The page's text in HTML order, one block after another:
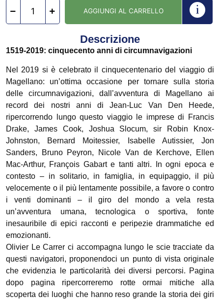
AGGIUNGI AL CARRELLO
Descrizione
1519-2019: cinquecento anni di circumnavigazioni
Nel 2019 si è celebrato il cinquecentenario del viaggio di
Magellano: un’ottima occasione per tornare sulla storia
delle circumnavigazioni, dall’avventura di Magellano ai
record dei nostri anni di Jean-Luc Van Den Heede,
ripercorrendo lungo questo viaggio le imprese di Francis
Drake, James Cook, Joshua Slocum, sir Robin Knox-
Johnston, Bernard Moitessier, Isabelle Autissier, Jon
Sanders, Bruno Peyron, Nicole Van de Kerchove, Ellen
Mac-Arthur, François Gabart e tanti altri. In ogni epoca e
contesto – in solitario, in famiglia, in equipaggio, il più
velocemente o il più lentamente possibile, a favore o contro
i venti dominanti – il giro del mondo a vela resta
un’avventura umana, tecnologica o sportiva, fonte
inesauribile di epici racconti e peripezie drammatiche ed
emozionanti.
Olivier Le Carrer ci accompagna lungo le scie tracciate da
questi navigatori, proponendoci un punto di vista originale
che evidenzia le particolarità dei diversi percorsi. Pagina
dopo pagina ripercorreremo rotte ormai mitiche alla
scoperta dei luoghi che hanno reso grande la storia dei giri